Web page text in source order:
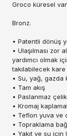
Groco küresel
Bronz.
• Patentli dönüş
• Ulaşılması zor
yardımcı olmak
takılabilecek
• Su, yağ, gazda
• Tam akış
• Paslanmaz
• Kromaj
• Teflon yuva ve
• Topraklama
• Yakıt ve su için